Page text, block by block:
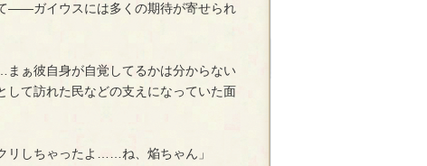
――ガイウスには多くの期待が寄せられ
ぁ彼自身が自覚してるかは分からない
て訪れた民などの支えになっていた面
リしちゃったよ……ね、焔ちゃん」